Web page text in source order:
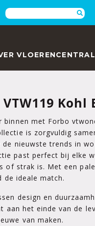
Zoeken
Kohl
met Forbo
is zorgvuldig
nieuwste trends in
past perfect bij elke
of strak is. Met een
de ideale match.
design en
aan het einde van de
van maken.